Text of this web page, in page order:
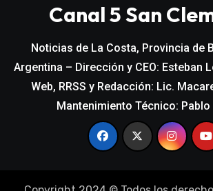
Canal 5 San
Noticias de La Costa, Provincia de
Argentina – Dirección y CEO: Esteban
Web, RRSS y Redacción: Lic.
Mantenimiento Técnico: Pablo